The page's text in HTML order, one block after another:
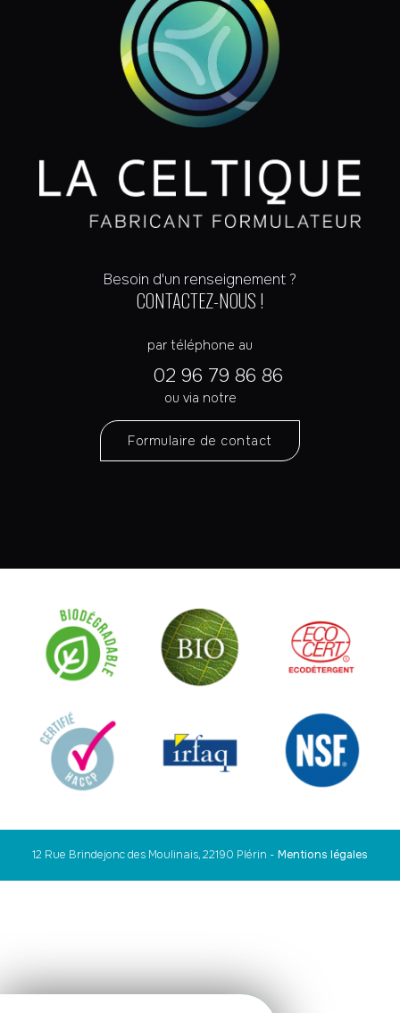
Besoin d'un renseignement ?
CONTACTEZ-NOUS !
par téléphone au
02 96 79 86 86
ou via notre
Formulaire de contact
12 Rue Brindejonc des Moulinais, 22190 Plérin - Mentions légales